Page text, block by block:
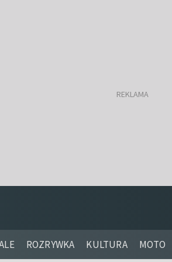
ROZRYWKA KULTURA MOTO